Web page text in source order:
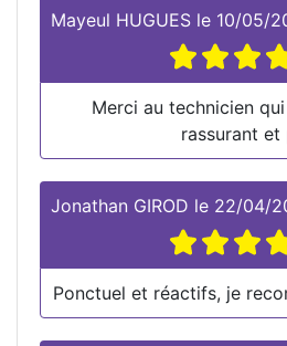
Mayeul HUGUES le 10/05/
Merci au technicien
rassurant et
Jonathan GIROD le 22/04/
Ponctuel et réactifs, je